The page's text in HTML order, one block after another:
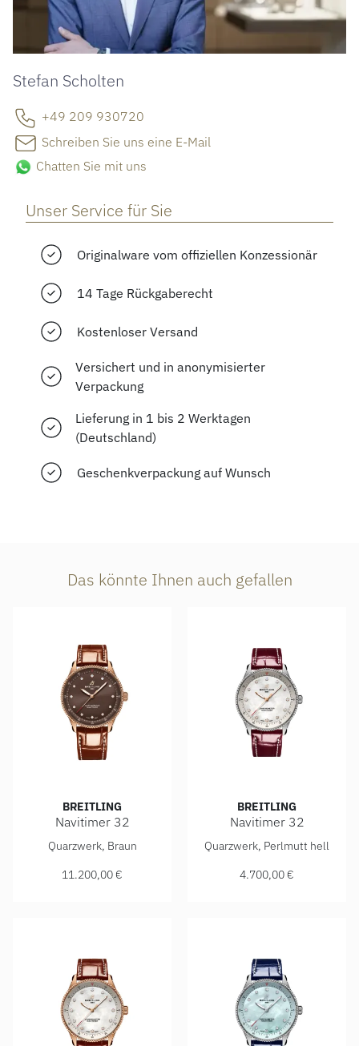
Stefan Scholten
+49 209 930720
Schreiben Sie uns eine E-Mail
Chatten Sie mit uns
Unser Service für Sie
Originalware vom offiziellen Konzessionär
14 Tage Rückgaberecht
Kostenloser Versand
Versichert und in anonymisierter
Verpackung
Lieferung in 1 bis 2 Werktagen
(Deutschland)
Geschenkverpackung auf Wunsch
Das könnte Ihnen auch gefallen
BREITLING
Navitimer 32
Breitling Navitimer 32, Ref: R77320E31Q1P1, Preis:
Quarzwerk, Braun
11.200,00 €
BREITLING
Navitimer 32
Breitling Navitimer 32, Ref:
Quarzwerk, Perlmutt hell
4.700,00 €